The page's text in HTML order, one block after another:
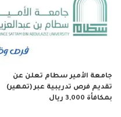
جامعة الأمير سطام تعلن عن
تقديم فرص تدريبية عبر (تمهير)
بمكافأة 3,000 ريال